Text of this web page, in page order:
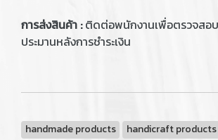
การส่งสินค้า :ติดต่อพนักงานเพื่อตรวจสอบ
ประมานหลังการชำระเงิน
handmade products handicraft products